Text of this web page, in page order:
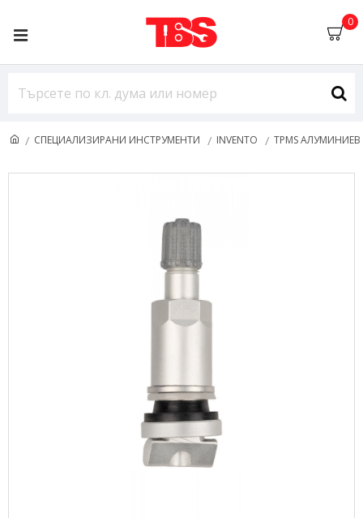
0
СПЕЦИАЛИЗИРАНИ ИНСТРУМЕНТИ INVENTO TPMS АЛУМИНИЕВ